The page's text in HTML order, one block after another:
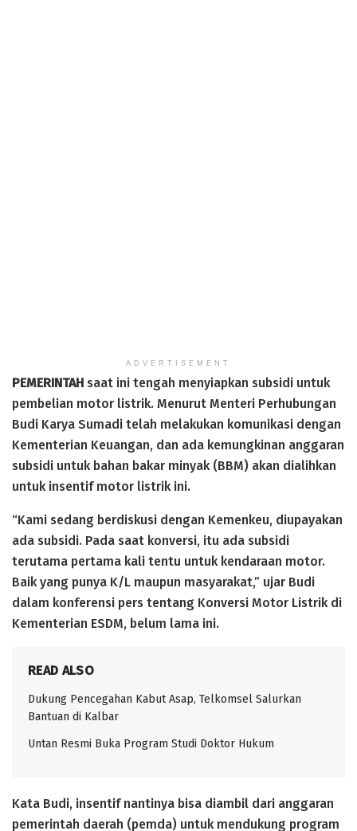
ADVERTISEMENT
PEMERINTAH saat ini tengah menyiapkan subsidi untuk
pembelian motor listrik. Menurut Menteri Perhubungan
Budi Karya Sumadi telah melakukan komunikasi dengan
Kementerian Keuangan, dan ada kemungkinan anggaran
subsidi untuk bahan bakar minyak (BBM) akan dialihkan
untuk insentif motor listrik ini.
“Kami sedang berdiskusi dengan Kemenkeu, diupayakan
ada subsidi. Pada saat konversi, itu ada subsidi
terutama pertama kali tentu untuk kendaraan motor.
Baik yang punya K/L maupun masyarakat,” ujar Budi
dalam konferensi pers tentang Konversi Motor Listrik di
Kementerian ESDM, belum lama ini.
READ ALSO
Dukung Pencegahan Kabut Asap, Telkomsel Salurkan
Bantuan di Kalbar
Untan Resmi Buka Program Studi Doktor Hukum
Kata Budi, insentif nantinya bisa diambil dari anggaran
pemerintah daerah (pemda) untuk mendukung program